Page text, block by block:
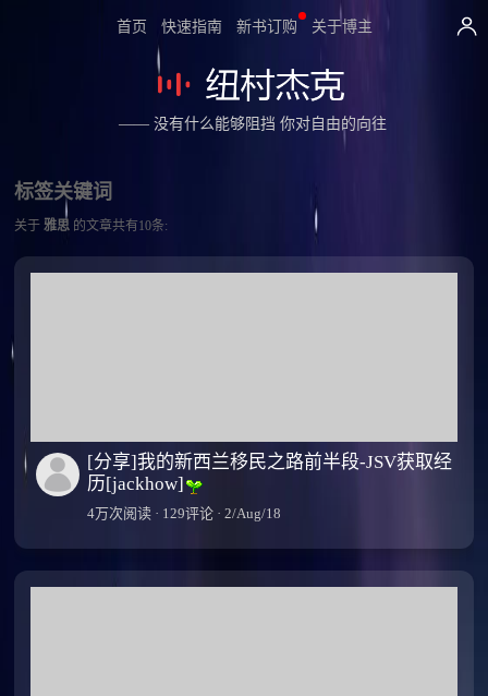
首页 快速指南 新书订购 关于博主
—— 没有什么能够阻挡 你对自由的向往
标签关键词
关于雅思 的文章共有10条:
[分享]我的新西兰移民之路前半段-JSV获取经
历[jackhow]
4万次阅读 · 129评论 · 2/Aug/18